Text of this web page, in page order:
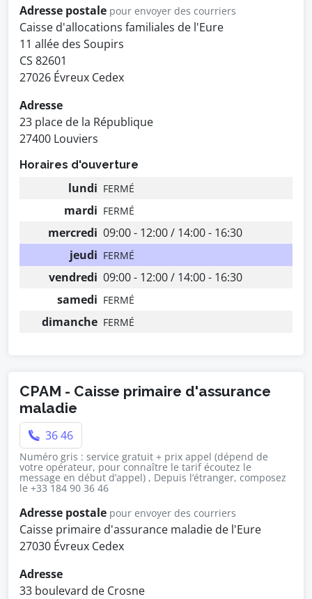
Adresse postale pour envoyer des courriers
Caisse d'allocations familiales de l'Eure
11 allée des Soupirs
CS 82601
27026 Évreux Cedex
Adresse
23 place de la République
27400 Louviers
Horaires d'ouverture
lundi FERMÉ
mardi FERMÉ
mercredi 09:00 - 12:00 / 14:00 - 16:30
jeudi FERMÉ
vendredi 09:00 - 12:00 / 14:00 - 16:30
samedi FERMÉ
dimanche FERMÉ
CPAM - Caisse primaire d'assurance
maladie
36 46
Numéro gris : service gratuit + prix appel (dépend de
votre opérateur, pour connaître le tarif écoutez le
message en début d’appel) , Depuis l’étranger, composez
le +33 184 90 36 46
Adresse postale pour envoyer des courriers
Caisse primaire d'assurance maladie de l'Eure
27030 Évreux Cedex
Adresse
33 boulevard de Crosne